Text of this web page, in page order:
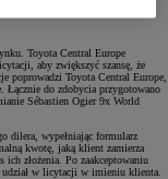
Toyota Central Europe
aby zwiększyć szansę, że
poprowadzi Toyota Central Europe,
Łącznie do zdobycia przygotowano
Sébastien Ogier 9x World
dilera, wypełniając formularz
kwotę, jaką klient zamierza
ich złożenia. Po zaakceptowaniu
w licytacji w imieniu klienta.